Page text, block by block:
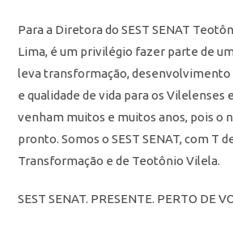
Para a Diretora do SEST SENAT
Lima, é um privilégio fazer parte de
leva transformação, desenvolvimento
e qualidade de vida para os Vilelenses
venham muitos e muitos anos, pois o
pronto. Somos o SEST SENAT, com T
Transformação e de Teotônio Vilela.
SEST SENAT. PRESENTE. PERTO DE